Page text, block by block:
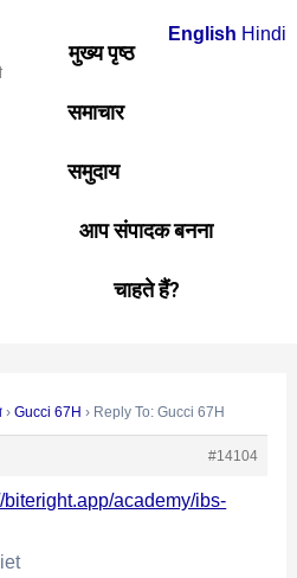
मुख्य पृष्ठ
समाचार
समुदाय
आप संपादक बनना
चाहते हैं?
› Gucci 67H › Reply To: Gucci 67H
#14104
biteright.app/academy/ibs-
English Hindi